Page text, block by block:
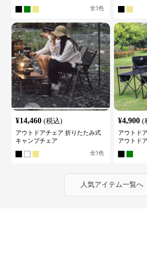
全3色
¥14,460 (税込)
アウトドアチェア 折りたたみ式
キャンプチェア
全3色
¥4,900 (
アウトド
アウトド
人気アイテム一覧へ